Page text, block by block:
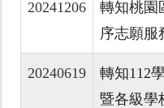
20241206
轉知桃園
序志願服
20240619
轉知112
暨各級學